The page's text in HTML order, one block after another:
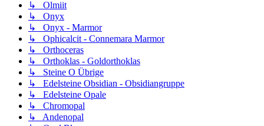
↳ Olmiit
↳ Onyx
↳ Onyx - Marmor
↳ Ophicalcit - Connemara Marmor
↳ Orthoceras
↳ Orthoklas - Goldorthoklas
↳ Steine O Übrige
↳ Edelsteine Obsidian - Obsidiangruppe
↳ Edelsteine Opale
↳ Chromopal
↳ Andenopal